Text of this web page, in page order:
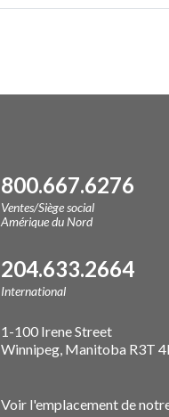
800.667.6276
Ventes/Siège social
Amérique du Nord
204.633.2664
International
1-100 Irene Street
Winnipeg, Manitoba R3T
Voir l'emplacement de